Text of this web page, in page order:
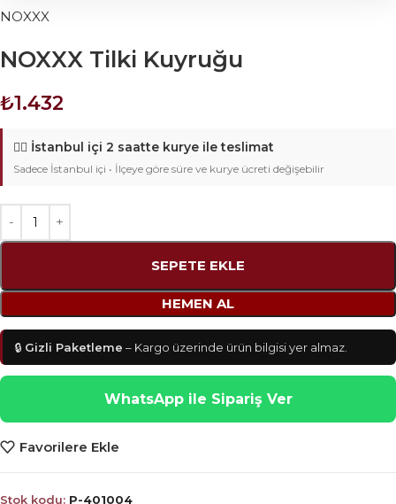
NOXXX
NOXXX Tilki Kuyruğu
₺1.432
🚴‍♂️ İstanbul içi 2 saatte kurye ile teslimat
Sadece İstanbul içi • İlçeye göre süre ve kurye ücreti değişebilir
SEPETE EKLE
HEMEN AL
🔒 Gizli Paketleme – Kargo üzerinde ürün bilgisi yer almaz.
WhatsApp ile Sipariş Ver
Favorilere Ekle
Stok kodu: P-401004